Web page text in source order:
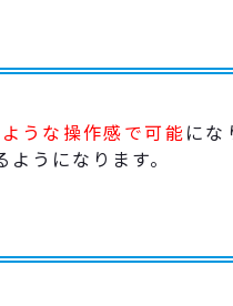
うな操作感で可能にな
うになります。